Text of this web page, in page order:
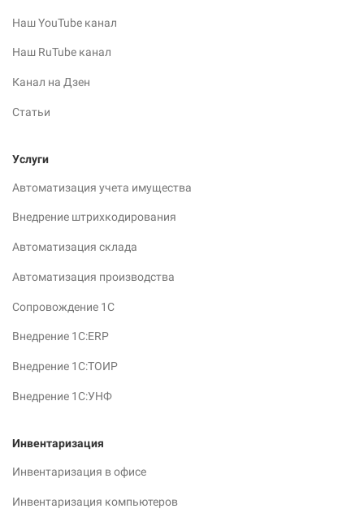
Наш YouTube канал
Наш RuTube канал
Канал на Дзен
Статьи
Услуги
Автоматизация учета имущества
Внедрение штрихкодирования
Автоматизация склада
Автоматизация производства
Сопровождение 1С
Внедрение 1С:ERP
Внедрение 1С:ТОИР
Внедрение 1С:УНФ
Инвентаризация
Инвентаризация в офисе
Инвентаризация компьютеров